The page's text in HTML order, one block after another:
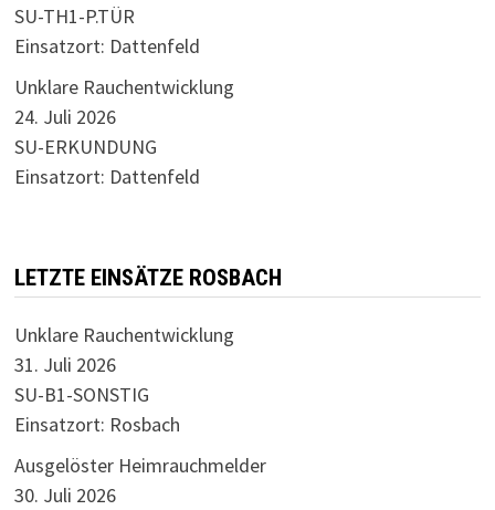
SU-TH1-P.TÜR
Einsatzort: Dattenfeld
Unklare Rauchentwicklung
24. Juli 2026
SU-ERKUNDUNG
Einsatzort: Dattenfeld
LETZTE EINSÄTZE ROSBACH
Unklare Rauchentwicklung
31. Juli 2026
SU-B1-SONSTIG
Einsatzort: Rosbach
Ausgelöster Heimrauchmelder
30. Juli 2026